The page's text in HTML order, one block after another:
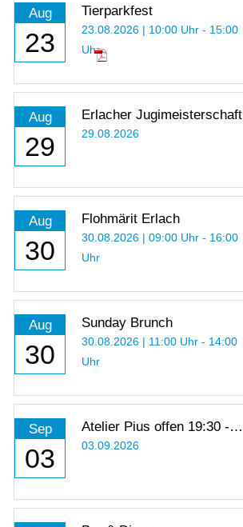
Aug
23
Tierparkfest
23.08.2026 | 10:00 Uhr - 15:00
Uhr
Aug
29
Erlacher Jugimeisterschaft
29.08.2026
Aug
30
Flohmärit Erlach
30.08.2026 | 09:00 Uhr - 16:00
Uhr
Aug
30
Sunday Brunch
30.08.2026 | 11:00 Uhr - 14:00
Uhr
Sep
03
Atelier Pius offen 19:30 -
21:00 Uhr
03.09.2026